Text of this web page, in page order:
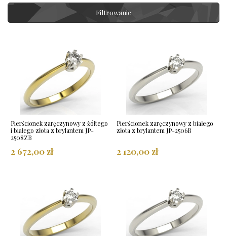
Filtrowanie
Pierścionek zaręczynowy z żółtego
i białego złota z brylantem JP-
2508ZB
2 672,00 zł
Pierścionek zaręczynowy z białego
złota z brylantem JP-2506B
2 120,00 zł